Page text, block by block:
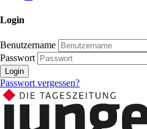
Login
Benutzername
Passwort
Login
Passwort vergessen?